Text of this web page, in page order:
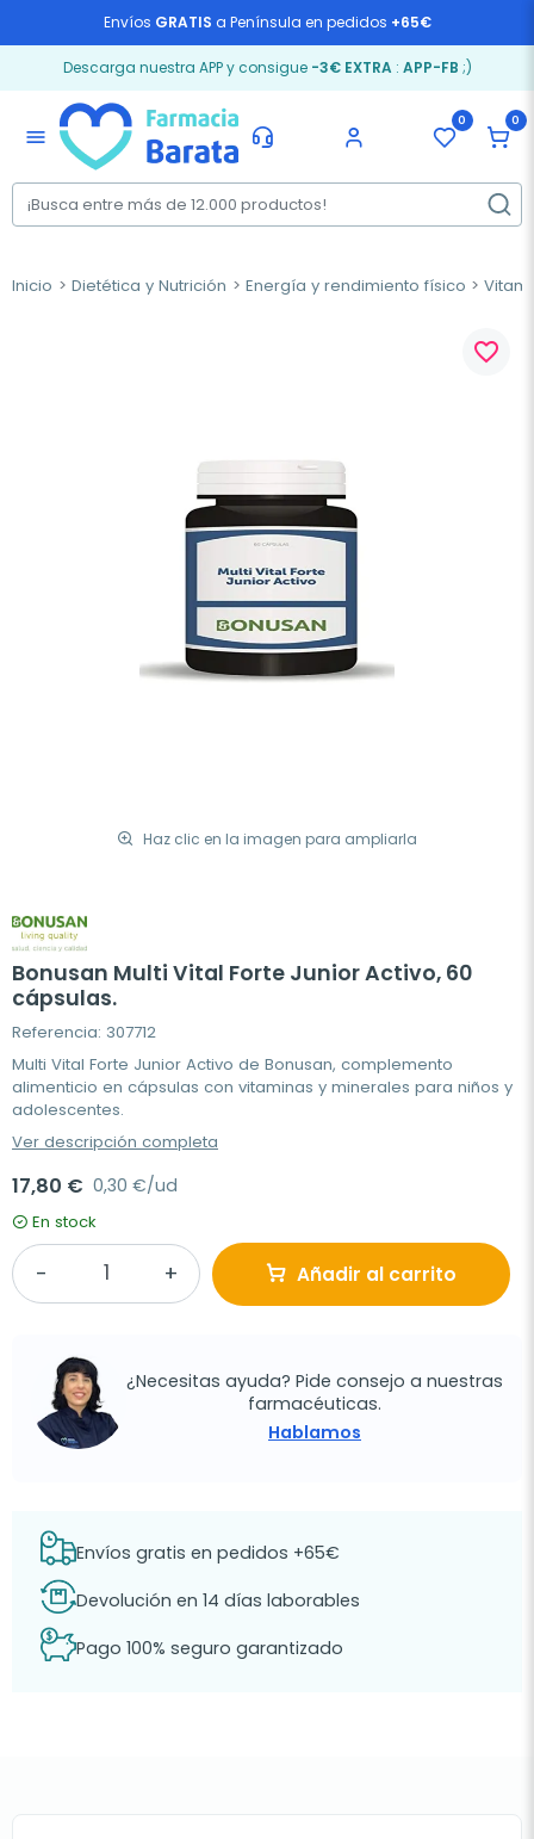
Envíos GRATIS a Península en pedidos +65€
Descarga nuestra APP y consigue -3€ EXTRA: APP-FB ;)
menu
0 0
Inicio Dietética y Nutrición Energía y rendimiento físico
Haz clic en la imagen para ampliarla
favorite_border
Bonusan Multi Vital Forte Junior Activo, 60
cápsulas.
Referencia: 307712
Multi Vital Forte Junior Activo de Bonusan, complemento
alimenticio en cápsulas con vitaminas y minerales para niños y
adolescentes.
Ver descripción completa
17,80 € 0,30 €/ud
En stock
Añadir al carrito
¿Necesitas ayuda? Pide consejo a nuestras
farmacéuticas.
Hablamos
Envíos gratis en pedidos +65€
Devolución en 14 días laborables
Pago 100% seguro garantizado